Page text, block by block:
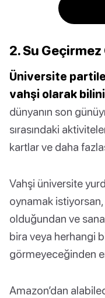
2. Su
Üniversite
vahşi olarak
dünyanın son
sırasındaki
kartlar ve daha
Vahşi üniversite
oynamak istiyorsan,
olduğundan ve
bira veya herhangi
görmeyeceğinden
Amazon’dan